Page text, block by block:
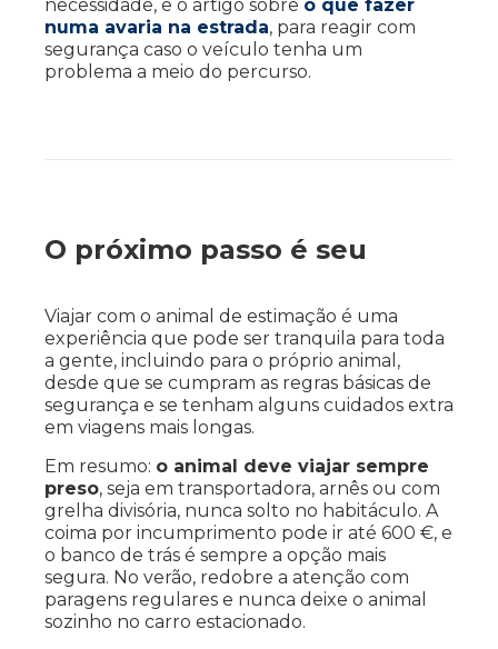
necessidade, e o artigo sobre o que fazer
numa avaria na estrada, para reagir com
segurança caso o veículo tenha um
problema a meio do percurso.
O próximo passo é seu
Viajar com o animal de estimação é uma
experiência que pode ser tranquila para toda
a gente, incluindo para o próprio animal,
desde que se cumpram as regras básicas de
segurança e se tenham alguns cuidados extra
em viagens mais longas.
Em resumo: o animal deve viajar sempre
preso, seja em transportadora, arnês ou com
grelha divisória, nunca solto no habitáculo. A
coima por incumprimento pode ir até 600 €, e
o banco de trás é sempre a opção mais
segura. No verão, redobre a atenção com
paragens regulares e nunca deixe o animal
sozinho no carro estacionado.